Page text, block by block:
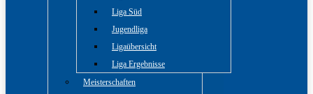
Liga Süd
Jugendliga
Ligaübersicht
Liga Ergebnisse
Meisterschaften